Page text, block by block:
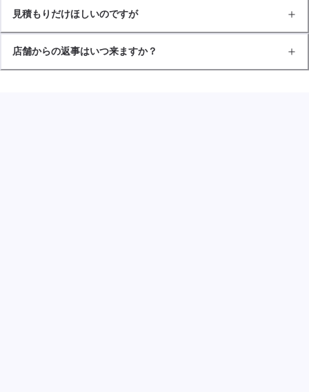
見積もりだけほしいのですが
店舗からの返事はいつ来ますか？